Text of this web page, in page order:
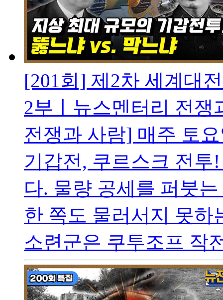
[201회] 제2차 세계대
2부ㅣ뉴스멘터리 전쟁
전쟁과 사람] 매주 토
기갑전, 쿠르스크 전
다. 물량 공세를 퍼붓
한 쪽도 물러서지 못하
소련군은 쿠투조프 작